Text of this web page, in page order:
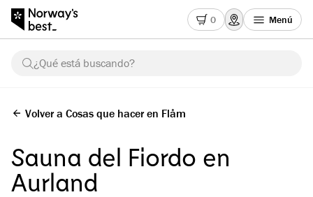
0 Menú
¿Qué está buscando?
Volver a Cosas que hacer en Flåm
Sauna del Fiordo en
Aurland